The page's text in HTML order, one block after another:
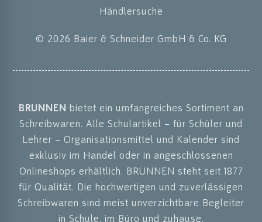
Händlersuche
© 2026 Baier & Schneider GmbH & Co. KG
BRUNNEN bietet ein umfangreiches Sortiment an
Schreibwaren. Alle Schulartikel – für Schüler und
Lehrer – Organisationsmittel und Kalender sind
exklusiv im Handel oder in angeschlossenen
Onlineshops erhältlich. BRUNNEN steht seit 1877
für Qualität. Die hochwertigen und zuverlässigen
Schreibwaren sind meist unverzichtbare Begleiter
in Schule, im Büro und zuhause.